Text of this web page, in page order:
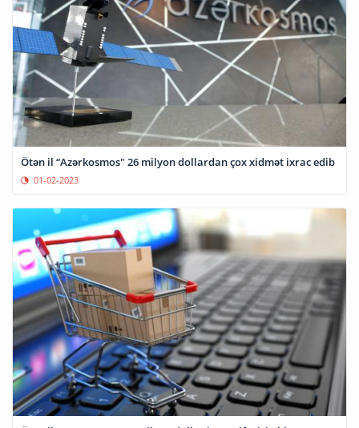
Ötən il “Azərkosmos" 26 milyon dollardan çox xidmət ixrac edib
01-02-2023